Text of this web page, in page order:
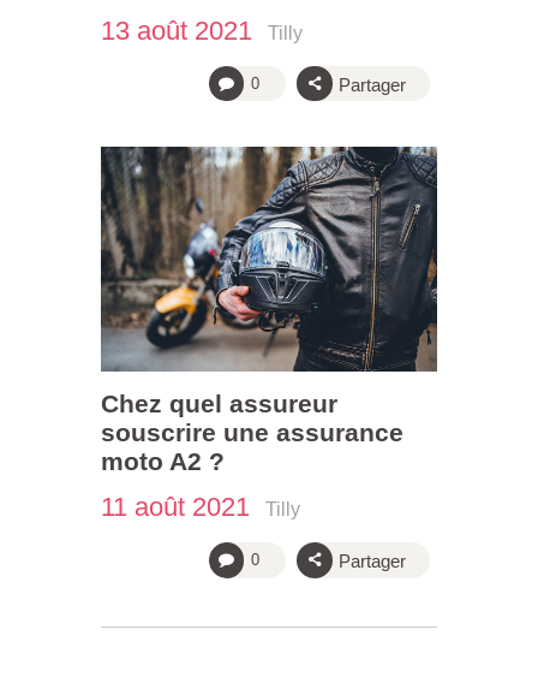
13 août 2021 Tilly
0 Partager
Chez quel assureur
souscrire une assurance
moto A2 ?
11 août 2021 Tilly
0 Partager